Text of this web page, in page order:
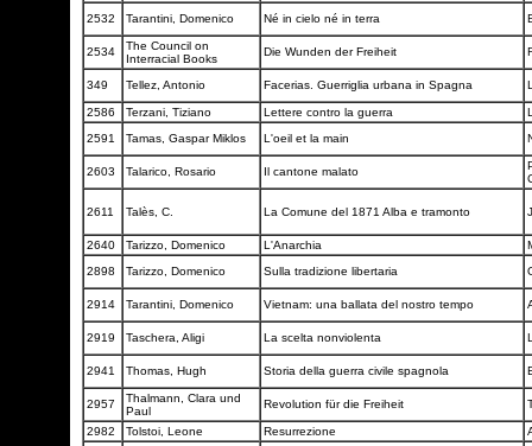
2532 Tarantini, Domenico Né in cielo né in terra
2534
The Council on
Interracial Books
Die Wunden der Freiheit
349 Tellez, Antonio Facerias. Guerriglia urbana in Spagna
2586 Terzani, Tiziano Lettere contro la guerra
2591
Tamas, Gaspar Miklos L'oeil et la main
2603 Talarico, Rosario Il cantone malato
2611 Talès, C. La Comune del 1871 Alba e tramonto
2640 Tarizzo, Domenico L'Anarchia
2898
Tarizzo, Domenico Sulla tradizione libertaria
2914 Tarantini, Domenico Vietnam: una ballata del nostro tempo
2919 Taschera, Aligi La scelta nonviolenta
2941 Thomas, Hugh Storia della guerra civile spagnola
2957
Thalmann, Clara und
Paul
Revolution für die Freiheit
2982 Tolstoi, Leone Resurrezione